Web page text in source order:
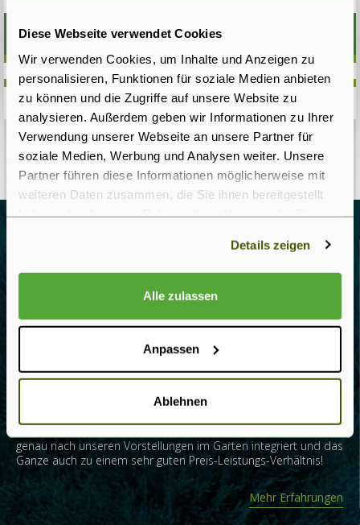
Diese Webseite verwendet Cookies
Wir verwenden Cookies, um Inhalte und Anzeigen zu
personalisieren, Funktionen für soziale Medien anbieten
zu können und die Zugriffe auf unsere Website zu
analysieren. Außerdem geben wir Informationen zu Ihrer
Verwendung unserer Webseite an unsere Partner für
soziale Medien, Werbung und Analysen weiter. Unsere
Partner führen diese Informationen möglicherweise mit
weiteren Daten zusammen, die Sie ihnen bereitgestellt
Details zeigen
Alle zulassen
Anpassen
Ablehnen
Unser Liefergebiet
Service! Die Pflanzen waren in einem sehr guten Zustand und
Themen rund um das Pflanzen beraten und können den
persönlichen und freundlichen Service nur loben.
hat alles von der Anfrage bis zum Abholen bei Ihnen vor Ort
genau nach unseren Vorstellungen im Garten integriert und das
Ganze auch zu einem sehr guten Preis-Leistungs-Verhältnis!
Mehr Erfahrungen